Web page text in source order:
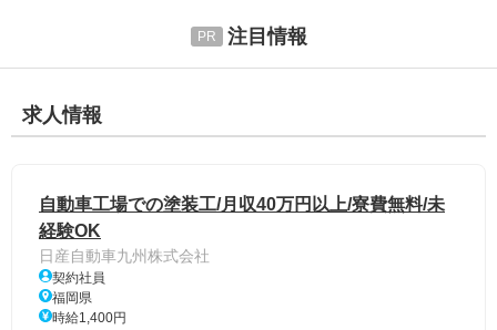
注目情報
求人情報
自動車工場での塗装工/月収40万円以上/寮費無料/未
経験OK
日産自動車九州株式会社
契約社員
福岡県
時給1,400円